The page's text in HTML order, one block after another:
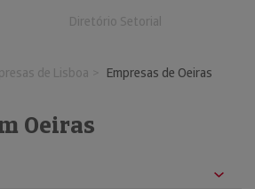
Diretório Setorial
de Lisboa Empresas de Oeiras
Oeiras